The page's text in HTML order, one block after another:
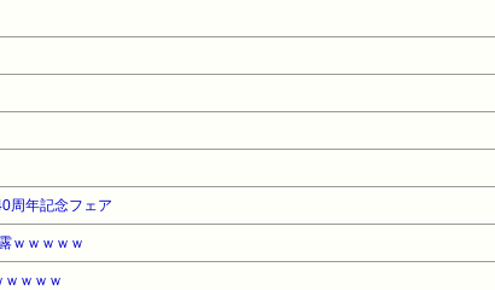
周年記念フェア
ｗｗｗｗｗ
ｗｗｗ